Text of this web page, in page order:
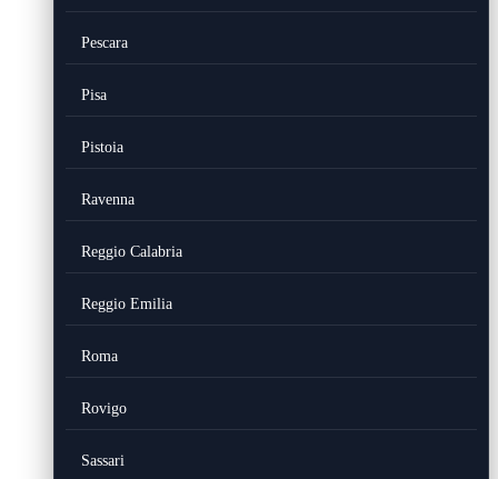
Pescara
Pisa
Pistoia
Ravenna
Reggio Calabria
Reggio Emilia
Roma
Rovigo
Sassari